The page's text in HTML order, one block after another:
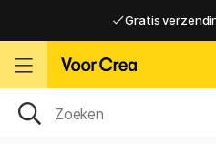
Gratis
Gratis